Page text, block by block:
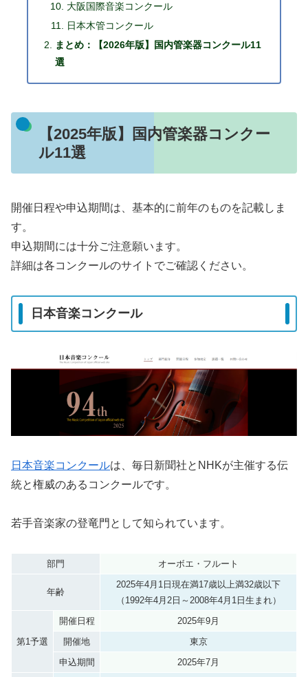
大阪国際音楽コンクール
日本木管コンクール
まとめ：【2026年版】国内管楽器コンクール11
選
【2025年版】国内管楽器コンクー
ル11選
開催日程や申込期間は、基本的に前年のものを記載しま
す。
申込期間には十分ご注意願います。
詳細は各コンクールのサイトでご確認ください。
日本音楽コンクール
日本音楽コンクールは、毎日新聞社とNHKが主催する伝
統と権威のあるコンクールです。
若手音楽家の登竜門として知られています。
部門 オーボエ・フルート
年齢
2025年4月1日現在満17歳以上満32歳以下
（1992年4月2日～2008年4月1日生まれ）
第1予選
開催日程
2025年9月
開催地
東京
申込期間
2025年7月